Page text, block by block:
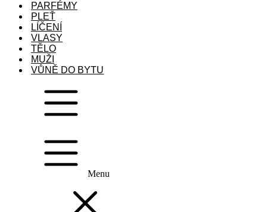
PARFÉMY
PLEŤ
LÍČENÍ
VLASY
TĚLO
MUŽI
VŮNĚ DO BYTU
Menu